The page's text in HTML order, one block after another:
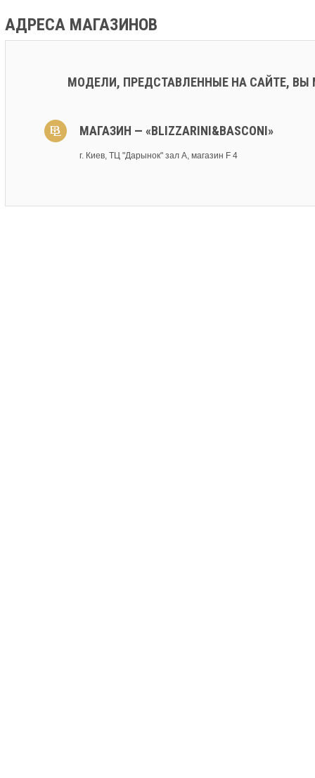
АДРЕСА МАГАЗИНОВ
МОДЕЛИ, ПРЕДСТАВЛЕННЫЕ НА САЙТЕ,
МАГАЗИН — «BLIZZARINI&BASCONI»
г. Киев, ТЦ "Дарынок" зал А, магазин F 4